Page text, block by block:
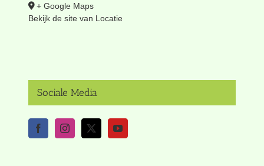
+ Google Maps
Bekijk de site van Locatie
Sociale Media